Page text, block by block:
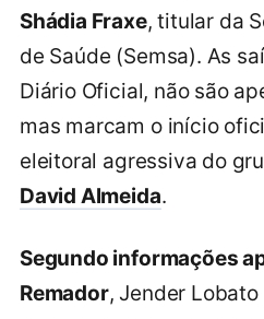
Shádia Fraxe, titular da
de Saúde (Semsa). As
Diário Oficial, não são
mas marcam o início
eleitoral agressiva do
David Almeida.
Segundo informações
Remador, Jender